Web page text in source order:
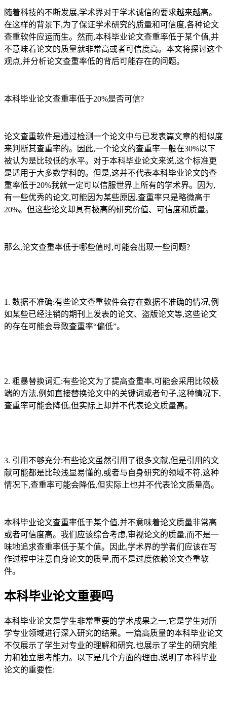
随着科技的不断发展,学术界对于学术诚信的要求越来越高。
在这样的背景下,为了保证学术研究的质量和可信度,各种论文
查重软件应运而生。然而,本科毕业论文查重率低于某个值,并
不意味着论文的质量就非常高或者可信度高。本文将探讨这个
观点,并分析论文查重率低的背后可能存在的问题。
本科毕业论文查重率低于20%是否可信?
论文查重软件是通过检测一个论文中与已发表篇文章的相似度
来判断其查重率的。因此,一个论文的查重率一般在30%以下
被认为是比较低的水平。对于本科毕业论文来说,这个标准更
是适用于大多数学科的。但是,这并不代表本科毕业论文的查
重率低于20%我就一定可以信服世界上所有的学术界。因为,
有一些优秀的论文,可能因为某些原因,查重率只是略微高于
20%。但这些论文却具有极高的研究价值、可信度和质量。
那么,论文查重率低于哪些值时,可能会出现一些问题?
1. 数据不准确:有些论文查重软件会存在数据不准确的情况,例
如某些已经注销的期刊上发表的论文、盗版论文等,这些论文
的存在可能会导致查重率“偏低”。
2. 粗暴替换词汇:有些论文为了提高查重率,可能会采用比较极
端的方法,例如直接替换论文中的关键词或者句子,这种情况下,
查重率可能会降低,但实际上却并不代表论文质量高。
3. 引用不够充分:有些论文虽然引用了很多文献,但是引用的文
献可能都是比较浅显易懂的,或者与自身研究的领域不符,这种
情况下,查重率可能会降低,但实际上也并不代表论文质量高。
本科毕业论文查重率低于某个值,并不意味着论文质量非常高
或者可信度高。我们应该综合考虑,审视论文的质量,而不是一
味地追求查重率低于某个值。因此,学术界的学者们应该在写
作过程中注意自身论文的质量,而不是过度依赖论文查重软
件。
本科毕业论文重要吗
本科毕业论文是学生非常重要的学术成果之一,它是学生对所
学专业领域进行深入研究的结果。一篇高质量的本科毕业论文
不仅展示了学生对专业的理解和研究,也展示了学生的研究能
力和独立思考能力。以下是几个方面的理由,说明了本科毕业
论文的重要性: